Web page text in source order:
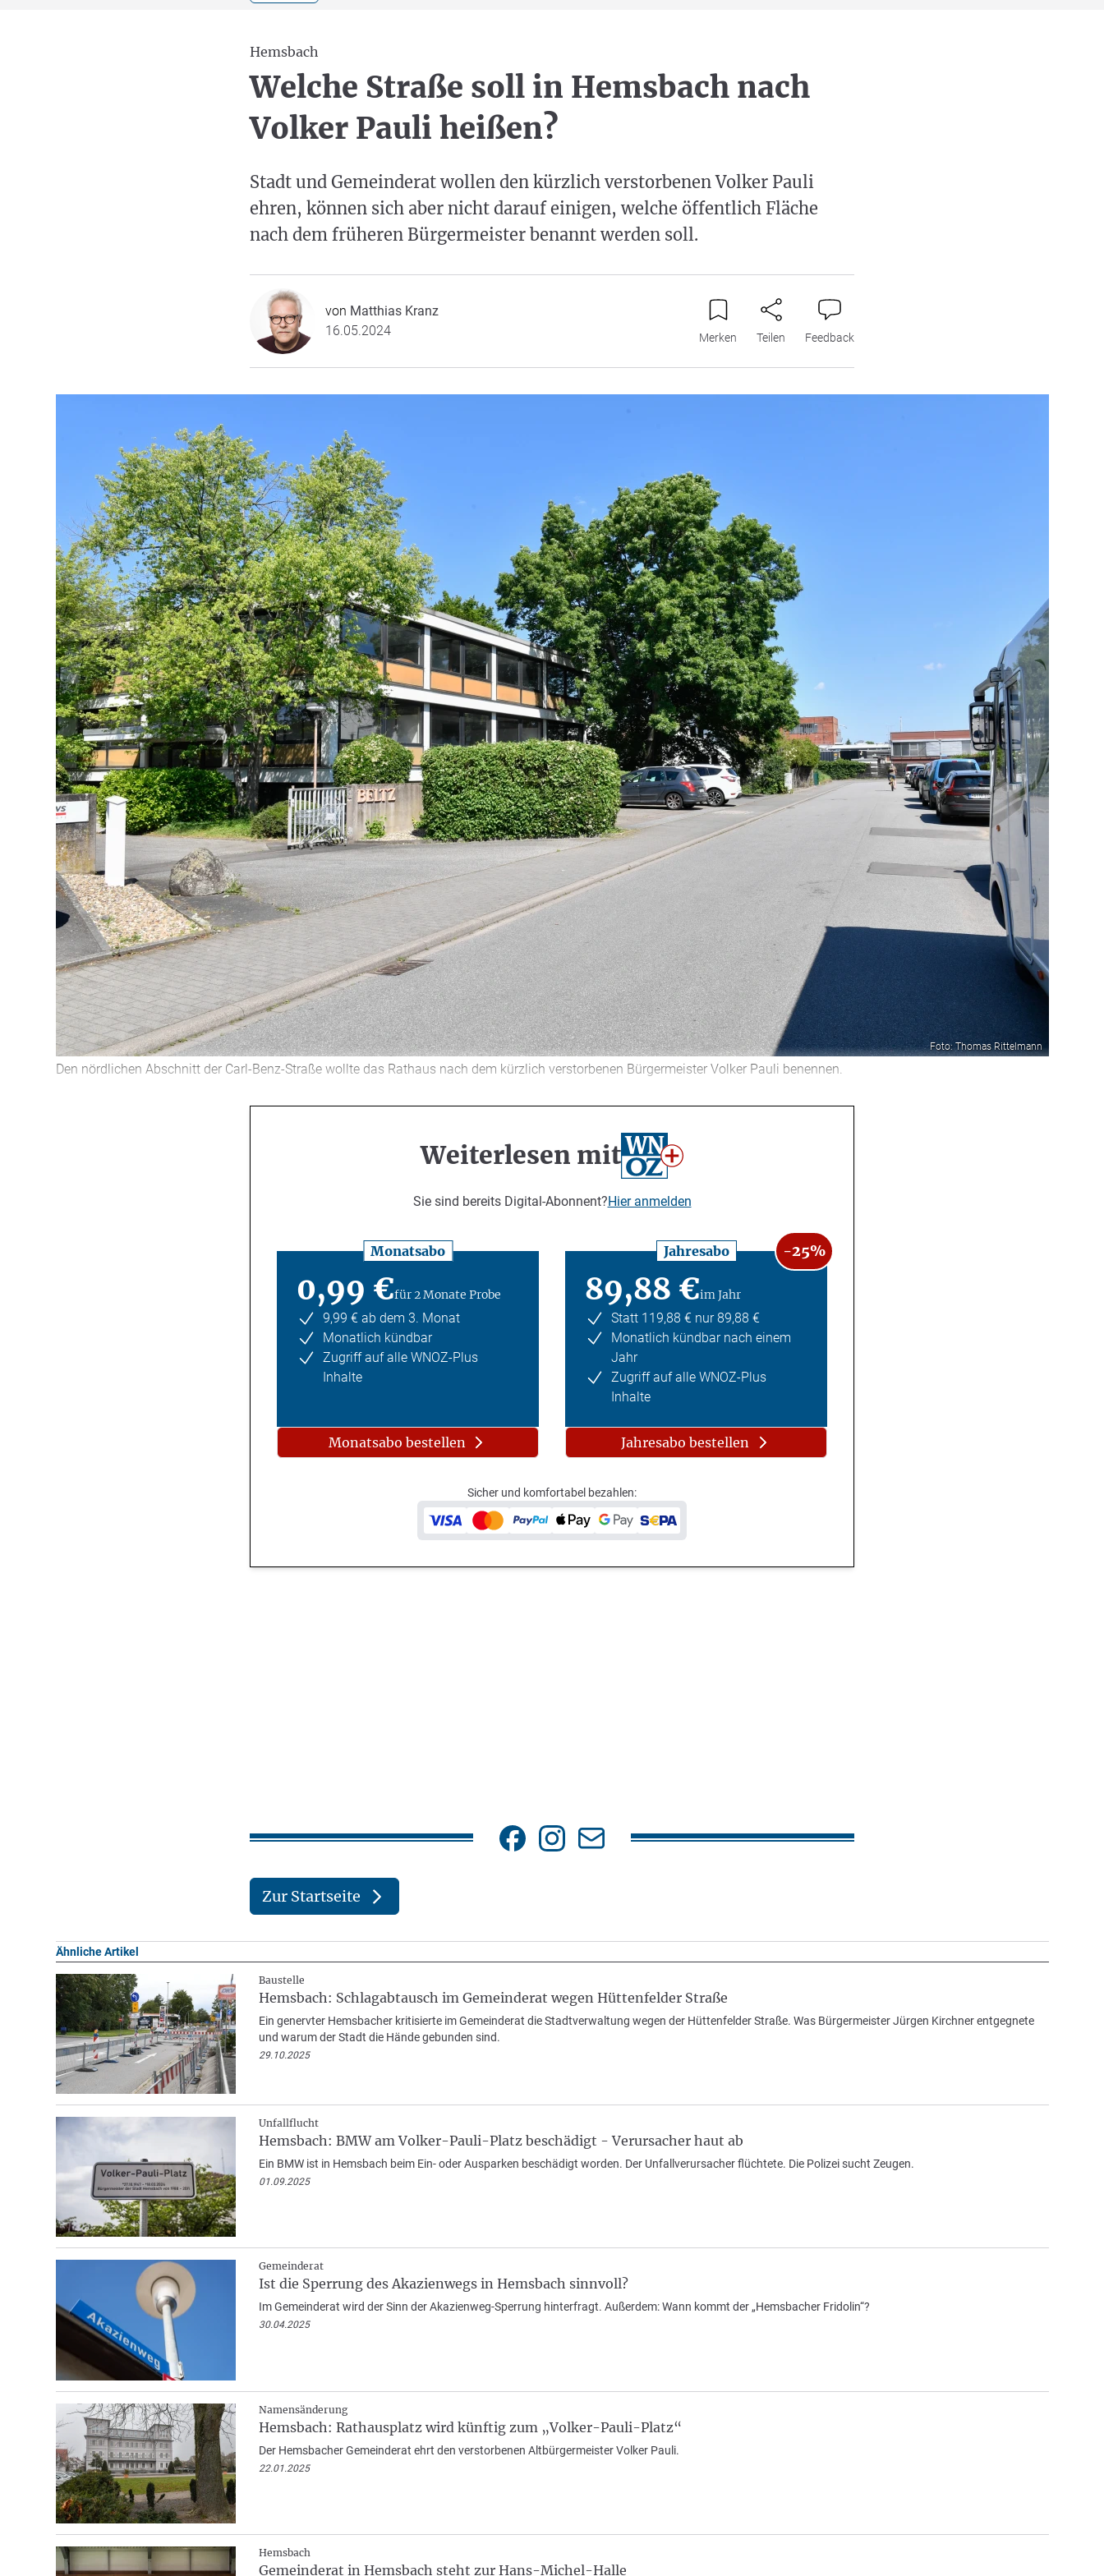
Hemsbach
Welche Straße soll in Hemsbach nach
Volker Pauli heißen?
Stadt und Gemeinderat wollen den kürzlich verstorbenen Volker Pauli
ehren, können sich aber nicht darauf einigen, welche öffentlich Fläche
nach dem früheren Bürgermeister benannt werden soll.
von Matthias Kranz
16.05.2024
Merken Teilen Feedback
Foto: Thomas Rittelmann
Den nördlichen Abschnitt der Carl-Benz-Straße wollte das Rathaus nach dem kürzlich verstorbenen Bürgermeister Volker Pauli benennen.
Weiterlesen mit
Sie sind bereits Digital-Abonnent?Hier anmelden
Monatsabo
0,99 €für 2 Monate Probe
9,99 € ab dem 3. Monat
Monatlich kündbar
Zugriff auf alle WNOZ-Plus
Inhalte
Monatsabo bestellen
Jahresabo -25%
89,88 €im Jahr
Statt 119,88 € nur 89,88 €
Monatlich kündbar nach einem
Jahr
Zugriff auf alle WNOZ-Plus
Inhalte
Jahresabo bestellen
Sicher und komfortabel bezahlen:
Zur Startseite
Ähnliche Artikel
Baustelle
Hemsbach: Schlagabtausch im Gemeinderat wegen Hüttenfelder Straße
Ein genervter Hemsbacher kritisierte im Gemeinderat die Stadtverwaltung wegen der Hüttenfelder Straße. Was Bürgermeister Jürgen Kirchner entgegnete
und warum der Stadt die Hände gebunden sind.
29.10.2025
Unfallflucht
Hemsbach: BMW am Volker-Pauli-Platz beschädigt - Verursacher haut ab
Ein BMW ist in Hemsbach beim Ein- oder Ausparken beschädigt worden. Der Unfallverursacher flüchtete. Die Polizei sucht Zeugen.
01.09.2025
Gemeinderat
Ist die Sperrung des Akazienwegs in Hemsbach sinnvoll?
Im Gemeinderat wird der Sinn der Akazienweg-Sperrung hinterfragt. Außerdem: Wann kommt der „Hemsbacher Fridolin“?
30.04.2025
Namensänderung
Hemsbach: Rathausplatz wird künftig zum „Volker-Pauli-Platz“
Der Hemsbacher Gemeinderat ehrt den verstorbenen Altbürgermeister Volker Pauli.
22.01.2025
Hemsbach
Gemeinderat in Hemsbach steht zur Hans-Michel-Halle